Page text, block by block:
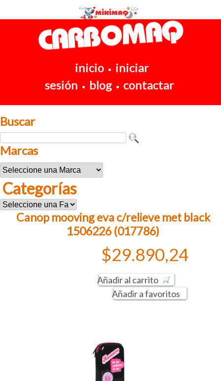
inicio • iniciar
sesión • blog • contactar
Buscar
Marcas
Categorías
Canop mooving eva c/relieve met black
1506226 (017786)
$29.890,24
Añadir al carrito
Añadir a favoritos